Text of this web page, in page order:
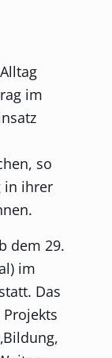
im
so
in ihrer
dem 29.
im
Das